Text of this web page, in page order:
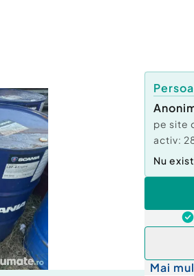
pe site
activ:
Nu
Mai